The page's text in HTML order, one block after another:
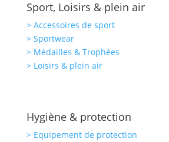
Sport, Loisirs & plein air
> Accessoires de sport
> Sportwear
> Médailles & Trophées
> Loisirs & plein air
Hygiène & protection
> Equipement de protection